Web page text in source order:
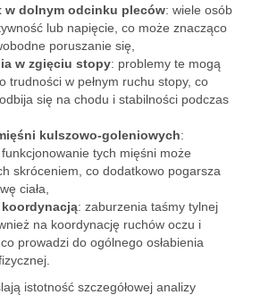
w dolnym odcinku pleców: wiele osób
lub napięcie, co może znacząco
poruszanie się,
w zgięciu stopy: problemy te mogą
trudności w pełnym ruchu stopy, co
się na chodu i stabilności podczas
kulszowo-goleniowych:
funkcjonowanie tych mięśni może
skróceniem, co dodatkowo pogarsza
ciała,
koordynacją: zaburzenia taśmy tylnej
na koordynację ruchów oczu i
, co prowadzi do ogólnego osłabienia
istotność szczegółowej analizy